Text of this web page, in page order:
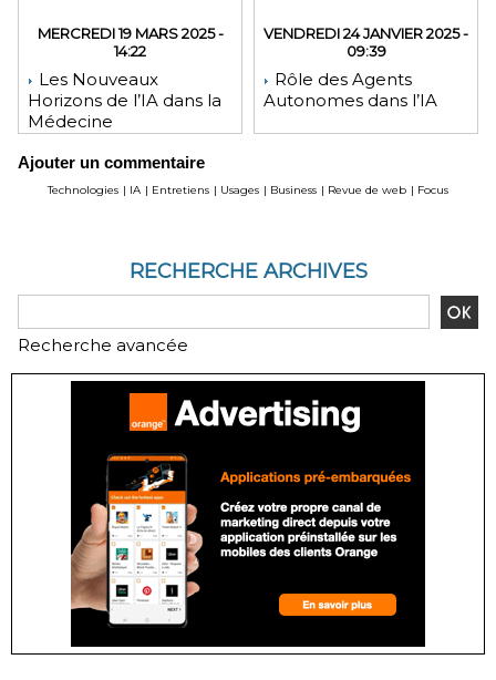
MERCREDI 19 MARS 2025 -
14:22
Les Nouveaux
Horizons de l’IA dans la
Médecine
VENDREDI 24 JANVIER 2025 -
09:39
Rôle des Agents
Autonomes dans l’IA
Ajouter un commentaire
Technologies | IA | Entretiens | Usages | Business | Revue de web | Focus
RECHERCHE ARCHIVES
Recherche avancée